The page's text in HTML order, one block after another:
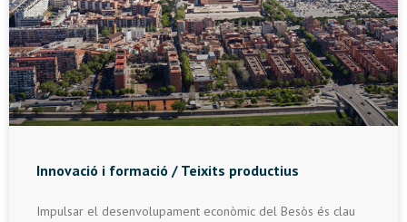
Innovació i formació / Teixits productius
Impulsar el desenvolupament econòmic del Besòs és clau